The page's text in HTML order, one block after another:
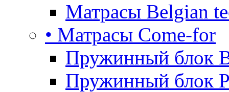
Матрасы Belgian
• Матрасы Come-for
Пружинный блок
Пружинный блок